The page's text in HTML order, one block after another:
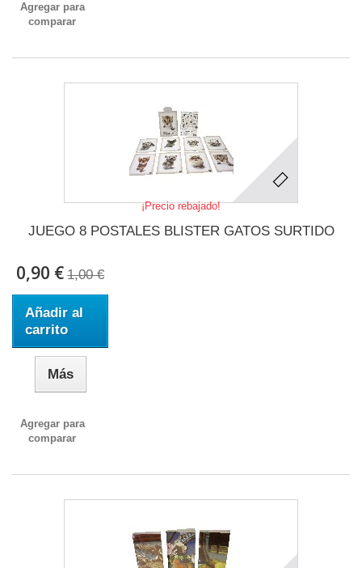
Agregar para
comparar
¡Precio rebajado!
JUEGO 8 POSTALES BLISTER GATOS SURTIDO
0,90 € 1,00 €
Añadir al
carrito
Más
Agregar para
comparar